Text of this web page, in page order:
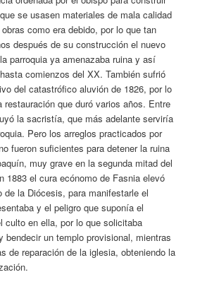
se usasen materiales de mala calidad
como era debido, por lo que tan
después de su construcción el nuevo
parroquia ya amenazaba ruina y así
comienzos del XX. También sufrió
del catastrófico aluvión de 1826, por lo
restauración que duró varios años. Entre
la sacristía, que más adelante serviría
Pero los arreglos practicados por
fueron suficientes para detener la ruina
muy grave en la segunda mitad del
1883 el cura ecónomo de Fasnia elevó
de la Diócesis, para manifestarle el
y el peligro que suponía el
culto en ella, por lo que solicitaba
bendecir un templo provisional, mientras
de reparación de la iglesia, obteniendo la